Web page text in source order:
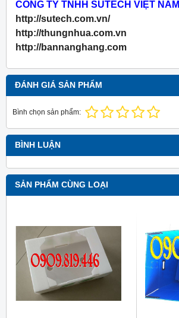
CÔNG TY TNHH SUTECH VIỆT NAM
http://sutech.com.vn/
http://thungnhua.com.vn
http://bannanghang.com
ĐÁNH GIÁ SẢN PHẨM
Bình chọn sản phẩm:
BÌNH LUẬN
SẢN PHẨM CÙNG LOẠI